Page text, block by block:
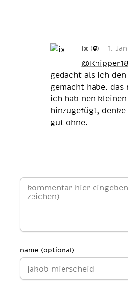
ix ( ) 1.
@
gedacht als ich
gemacht habe. das
ich hab nen
hinzugefügt, denke
gut ohne.
name (optional)